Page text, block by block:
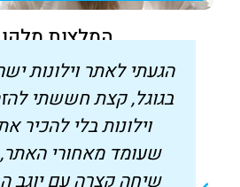
המלצות
הגעתי לאתר וילונות
בגוגל, קצת חששתי
וילונות בלי להכיר
שעומד מאחורי
שיחה קצרה עם יוגב